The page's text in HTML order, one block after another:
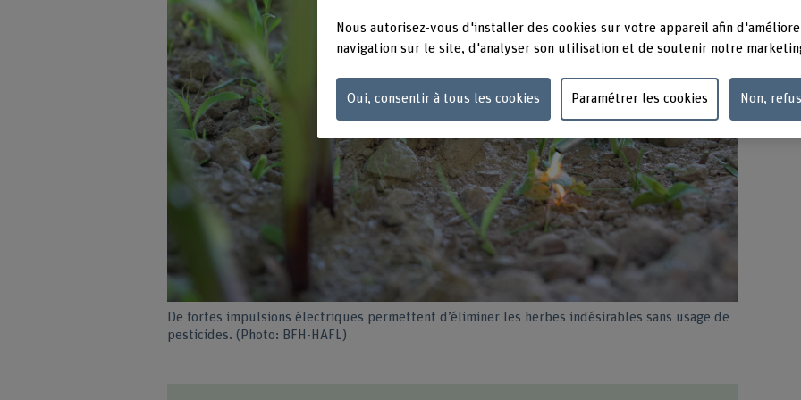
De fortes impulsions électriques permettent d’éliminer les herbes indésirables sans usage de
pesticides. (Photo: BFH-HAFL)
Nous autorisez-vous d'installer des cookies sur votre appareil afin
navigation sur le site, d'analyser son utilisation et de soutenir notre
Oui, consentir à tous les cookies Paramétrer les cookies Non,